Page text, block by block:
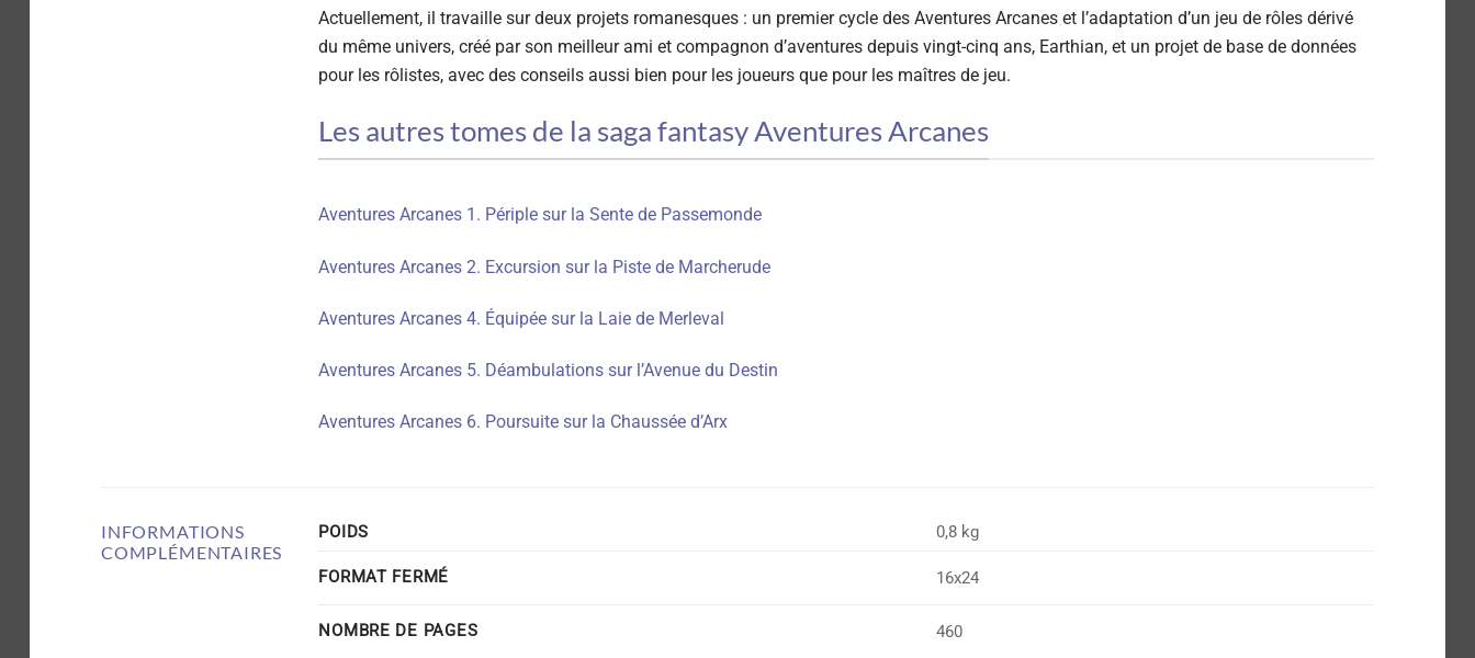
Actuellement, il travaille sur deux projets romanesques : un premier cycle des Aventures Arcanes et l’adaptation d’un jeu de rôles dérivé
du même univers, créé par son meilleur ami et compagnon d’aventures depuis vingt-cinq ans, Earthian, et un projet de base de données
pour les rôlistes, avec des conseils aussi bien pour les joueurs que pour les maîtres de jeu.
Les autres tomes de la saga fantasy Aventures Arcanes
Aventures Arcanes 1. Périple sur la Sente de Passemonde
Aventures Arcanes 2. Excursion sur la Piste de Marcherude
Aventures Arcanes 4. Équipée sur la Laie de Merleval
Aventures Arcanes 5. Déambulations sur l’Avenue du Destin
Aventures Arcanes 6. Poursuite sur la Chaussée d’Arx
INFORMATIONS
COMPLÉMENTAIRES
POIDS 0,8 kg
FORMAT FERMÉ 16x24
NOMBRE DE PAGES 460